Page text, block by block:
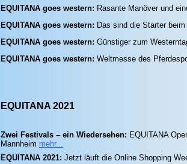
EQUITANA goes western: Rasante Manöver und
EQUITANA goes western: Das sind die Starter
EQUITANA goes western: Günstiger zum
EQUITANA goes western: Weltmesse des
EQUITANA 2021
Zwei Festivals – ein Wiedersehen: EQUITANA
Mannheim mehr...
EQUITANA 2021: Jetzt läuft die Online Shopping